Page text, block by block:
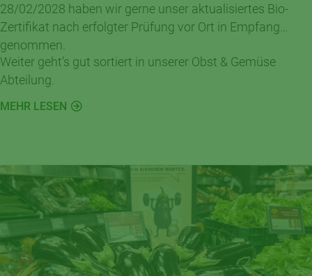
28/02/2028 haben wir gerne unser aktualisiertes Bio-
Zertifikat nach erfolgter Prüfung vor Ort in Empfang
genommen.
Weiter geht’s gut sortiert in unserer Obst & Gemüse
Abteilung.
MEHR LESEN